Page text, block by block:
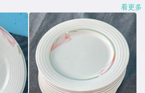
看更多